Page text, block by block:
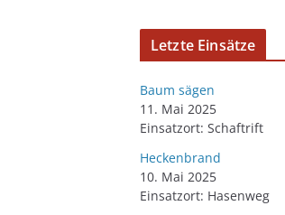
Letzte Einsätze
Baum sägen
11. Mai 2025
Einsatzort: Schaftrift
Heckenbrand
10. Mai 2025
Einsatzort: Hasenweg